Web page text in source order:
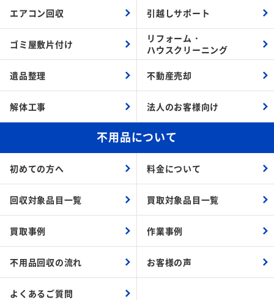
エアコン回収 引越しサポート
ゴミ屋敷片付け
リフォーム・
ハウスクリーニング
遺品整理 不動産売却
解体工事 法人のお客様向け
不用品について
初めての方へ 料金について
回収対象品目一覧 買取対象品目一覧
買取事例 作業事例
不用品回収の流れ お客様の声
よくあるご質問